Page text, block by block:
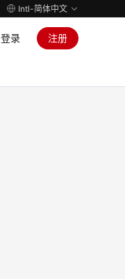
Intl-简体中文
登录 注册